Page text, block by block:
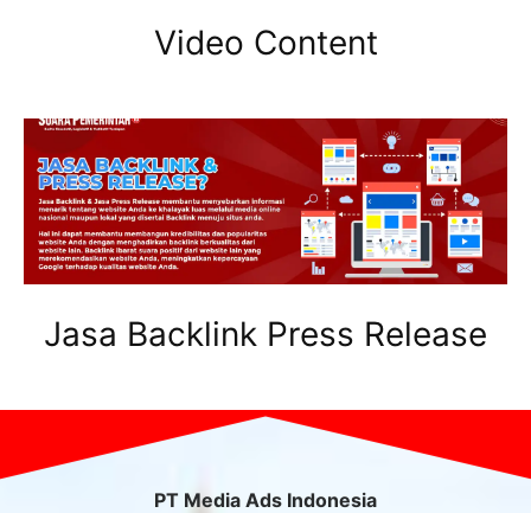
Video Content
Jasa Backlink Press Release
PT Media Ads Indonesia